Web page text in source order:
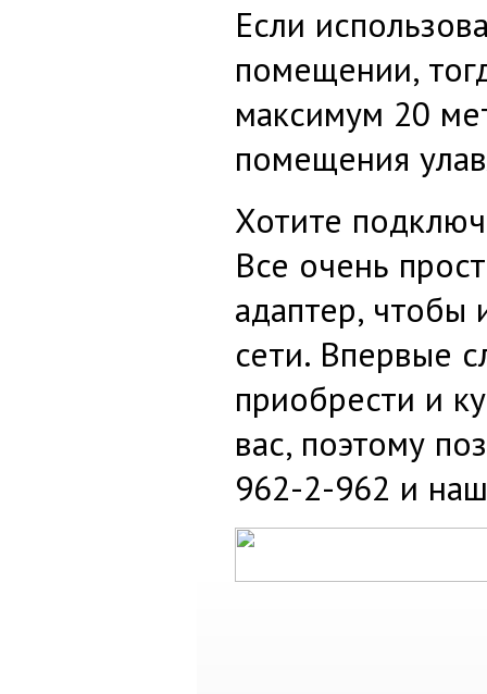
Если
помещении,
максимум 20
помещения
Хотите
Все очень
адаптер,
сети. Впервые
приобрести и
вас, поэтому
962-2-962 и